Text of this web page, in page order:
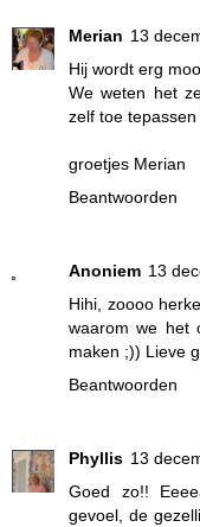
Merian 13
Hij wordt erg
We weten het
zelf toe
groetjes Merian
Beantwoorden
Anoniem 13
Hihi, zoooo
waarom we het
maken ;)) Lieve
Beantwoorden
Phyllis 13
Goed zo!!
gevoel, de